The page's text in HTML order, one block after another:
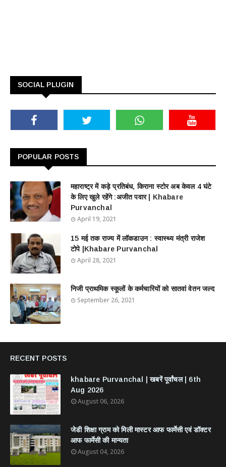
SOCIAL PLUGIN
POPULAR POSTS
महाराष्ट्र में कड़े प्रतिबंध, किराना स्टोर अब केवल 4 घंटे
के लिए खुले रहेंगे :अजीत पवार | Khabare
Purvanchal
April 19, 2021
15 मई तक राज्य में लॉकडाउन : स्वास्थ्य मंत्री राजेश
टोपे |Khabare Purvanchal
April 28, 2021
निजी प्राथमिक स्कूलों के कर्मचारियों को सातवां वेतन जल्द
September 26, 2021
RECENT POSTS
khabare Purvanchal | खबरें पूर्वांचल | 6th
Aug 2026
August 06, 2026
जेडी शिक्षा ग्राम को मिली मास्टर आफ फार्मेसी एवं डॉक्टर
आफ फार्मेसी की मान्यता
August 04, 2026